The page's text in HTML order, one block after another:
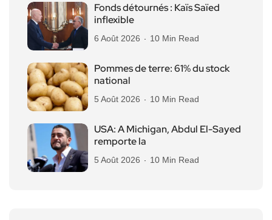
Fonds détournés : Kaïs Saïed
inflexible
6 Août 2026 10 Min Read
Pommes de terre: 61% du stock
national
5 Août 2026 10 Min Read
USA: A Michigan, Abdul El-Sayed
remporte la
5 Août 2026 10 Min Read